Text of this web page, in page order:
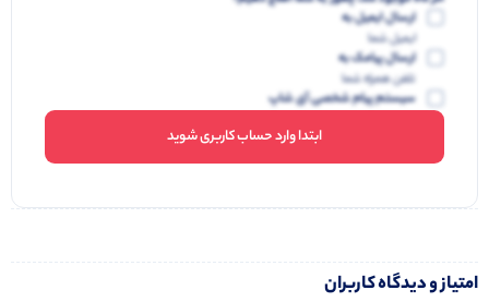
ارسال ایمیل به
ایمیل شما
ارسال پیامک به
تلفن همراه شما
سیستم پیام شخصی آی شاپ
ابتدا وارد حساب کاربری شوید
امتیاز و دیدگاه کاربران